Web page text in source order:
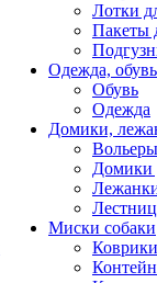
Лотки
Пакеты
Одежда, обувь
Обувь
Одежда
Домики,
Домики
Миски собаки